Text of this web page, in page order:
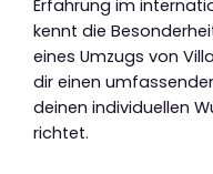
Erfahrung im
kennt die
eines Umzugs von
dir einen
deinen individuellen
richtet.